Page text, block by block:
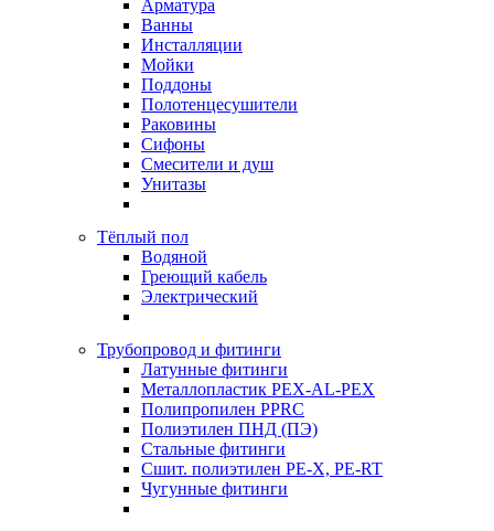
Арматура
Ванны
Инсталляции
Мойки
Поддоны
Полотенцесушители
Раковины
Сифоны
Смесители и душ
Унитазы
Тёплый пол
Водяной
Греющий кабель
Электрический
Трубопровод и фитинги
Латунные фитинги
Металлопластик PEX-AL-PEX
Полипропилен PPRC
Полиэтилен ПНД (ПЭ)
Стальные фитинги
Сшит. полиэтилен PE-X, PE-RT
Чугунные фитинги